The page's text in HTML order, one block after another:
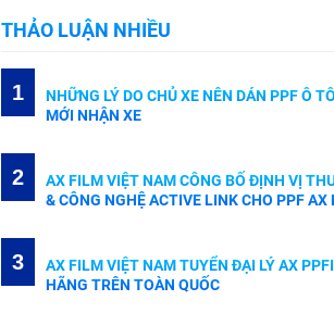
THẢO LUẬN NHIỀU
1
NHỮNG LÝ DO CHỦ XE NÊN DÁN PPF Ô
MỚI NHẬN XE
2
AX FILM VIỆT NAM CÔNG BỐ ĐỊNH VỊ
& CÔNG NGHỆ ACTIVE LINK CHO PPF AX
3
AX FILM VIỆT NAM TUYỂN ĐẠI LÝ AX
HÃNG TRÊN TOÀN QUỐC